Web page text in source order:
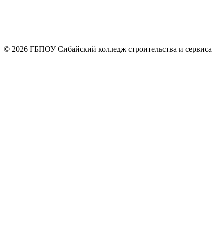
© 2026 ГБПОУ Сибайский колледж строительства и сервиса